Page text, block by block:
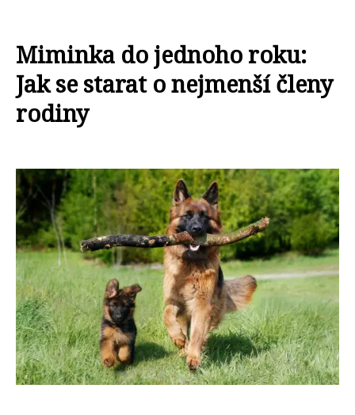
Miminka do jednoho roku:
Jak se starat o nejmenší členy
rodiny